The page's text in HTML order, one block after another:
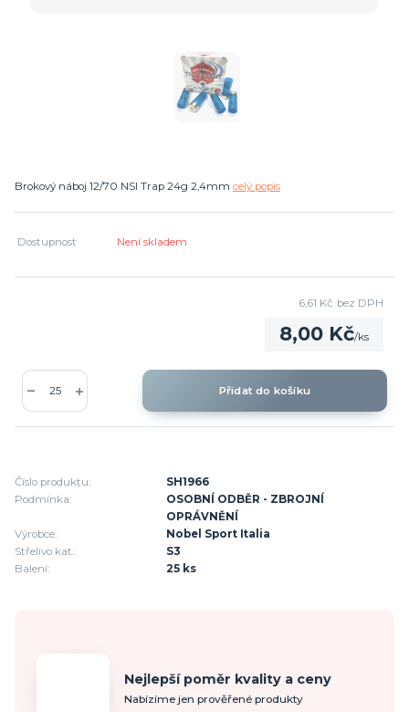
Brokový náboj 12/70 NSI Trap 24g 2,4mm celý popis
Dostupnost Není skladem
8,00 Kč/ks
6,61 Kč bez DPH
Přidat do košíku
Číslo produktu:
SH1966
Podmínka:
OSOBNÍ ODBĚR - ZBROJNÍ
OPRÁVNĚNÍ
Výrobce:
Nobel Sport Italia
Střelivo kat.:
S3
Balení:
25 ks
Nejlepší poměr kvality a ceny
Nabízíme jen prověřené produkty